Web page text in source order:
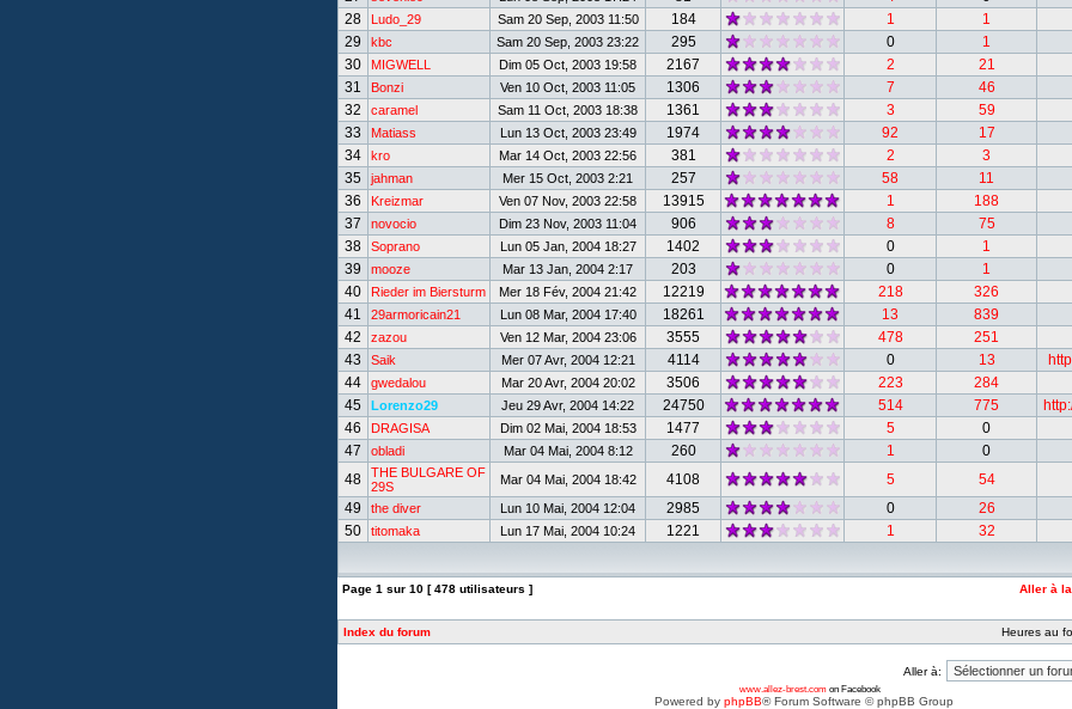
28
Ludo_29 Sam 20 Sep, 2003 11:50 184 1
1
29
kbc Sam 20 Sep, 2003 23:22 295 0
1
30
MIGWELL Dim 05 Oct, 2003 19:58 2167 2
21
31
Bonzi Ven 10 Oct, 2003 11:05 1306 7
46
32
caramel Sam 11 Oct, 2003 18:38 1361 3
59
33
Matiass Lun 13 Oct, 2003 23:49 1974 92
17
34
kro Mar 14 Oct, 2003 22:56 381 2
3
35
jahman Mer 15 Oct, 2003 2:21 257 58
11
36
Kreizmar Ven 07 Nov, 2003 22:58 13915 1
188
37
novocio Dim 23 Nov, 2003 11:04 906 8
75
38
Soprano Lun 05 Jan, 2004 18:27 1402 0
1
39
mooze Mar 13 Jan, 2004 2:17 203 0
1
40
Rieder im Biersturm Mer 18 Fév, 2004 21:42 12219 218 326
41
29armoricain21 Lun 08 Mar, 2004 17:40 18261 13
839
42
zazou Ven 12 Mar, 2004 23:06 3555 478
251
43
Saik Mer 07 Avr, 2004 12:21 4114 0 13
44
gwedalou Mar 20 Avr, 2004 20:02 3506 223
284
45
Lorenzo29 Jeu 29 Avr, 2004 14:22 24750 514 775
46
DRAGISA Dim 02 Mai, 2004 18:53 1477 5
0
47
obladi Mar 04 Mai, 2004 8:12 260 1
0
48
THE BULGARE OF
29S
Mar 04 Mai, 2004 18:42 4108 5
54
49
the diver Lun 10 Mai, 2004 12:04 2985 0
26
50
titomaka Lun 17 Mai, 2004 10:24 1221 1 32
Page 1 sur 10 [ 478 utilisateurs ] Aller à
Index du forum Heures au
Aller à:
www.allez-brest.com on Facebook
Powered by phpBB® Forum Software © phpBB Group